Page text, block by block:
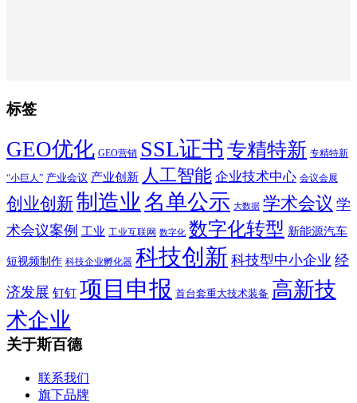
标签
GEO优化 GEO营销 SSL证书 专精特新 专精特新
“小巨人” 产业会议 产业创新 人工智能 企业技术中心 会议会展
创业创新制造业名单公示 大数据 学术会议 学
术会议案例 工业 工业互联网 数字化 数字化转型 新能源汽车
短视频制作 科技企业孵化器 科技创新 科技型中小企业 经
济发展 钉钉 项目申报 首台套重大技术装备 高新技
术企业
关于斯百德
联系我们
旗下品牌